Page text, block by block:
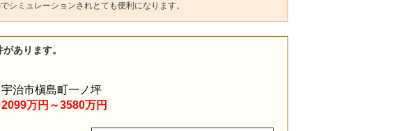
シミュレーションされとても便利になります。
あります。
宇治市槇島町一ノ坪
2099万円～3580万円